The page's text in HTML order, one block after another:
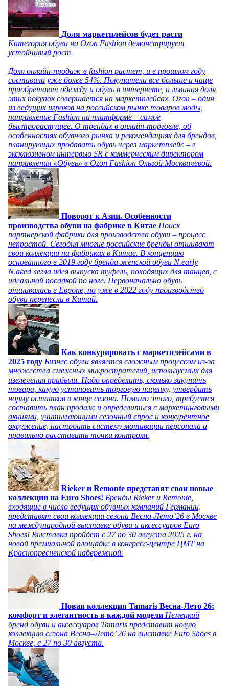
Доля маркетплейсов будет расти
Категория обуви на Ozon Fashion демонстрирует
устойчивый рост
Доля онлайн-продаж в fashion растет, и в прошлом году
составила уже более 54%. Покупатели все больше и чаще
приобретают одежду и обувь в интернете, и львиная доля
этих покупок совершается на маркетплейсах. Ozon – один
из ведущих игроков на российском рынке товаров моды,
направление Fashion на платформе – самое
быстрорастущее. О трендах в онлайн-торговле, об
особенностях обувного рынка и рекомендациях для брендов,
планирующих продавать обувь через маркетплейс – в
эксклюзивном интервью SR с коммерческим директором
направления «Обувь» в Ozon Fashion Ольгой Москвичевой.
Поворот к Азии. Особенности
производства обуви на фабрике в Китае Поиск
партнерской фабрики для производства обуви – процесс
непростой. Сегодня многие российские бренды отшивают
свои коллекции на фабриках в Китае. В концепцию
основанного в 2019 году бренда женской обуви N.early
N.aked легла идея выпуска туфель, походящих для танцев, с
идеальной посадкой по ноге. Первоначально обувь
отшивалась в Европе, но уже в 2022 году производство
обуви перенесли в Китай.
Как конкурировать с маркетплейсами в
2025 году Бизнес обуви является сложным процессом из-за
множества смежных микростратегий, используемых для
извлечения прибыли. Надо определить, сколько закупить
товара, какую установить торговую наценку, утвердить
норму остатков в конце сезона. Помимо этого, требуется
составить план продаж и определиться с маркетинговыми
акциями, учитывающими сезонный спрос и конкурентное
окружение, настроить систему мотивации персонала и
правильно расставить точки контроля.
Rieker и Remonte представят свои новые
коллекции на Euro Shoes! Бренды Rieker и Remonte,
входящие в число ведущих обувных компаний Германии,
представят свои коллекции сезона Весна-Лето’26 в Москве
на международной выставке обуви и аксессуаров Euro
Shoes! Выставка пройдет c 27 по 30 августа 2025 г. на
новой премиальной площадке в конгресс-центре ЦМТ на
Краснопресненской набережной.
Новая коллекция Tamaris Весна-Лето 26:
комфорт и элегантность в каждой модели Немецкий
бренд обуви и аксессуаров Tamaris представит новую
коллекцию сезона Весна–Лето’ 26 на выставке Euro Shoes в
Москве, с 27 по 30 августа.